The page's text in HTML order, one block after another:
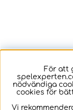
För att
nödvändiga
cookies för
Vi